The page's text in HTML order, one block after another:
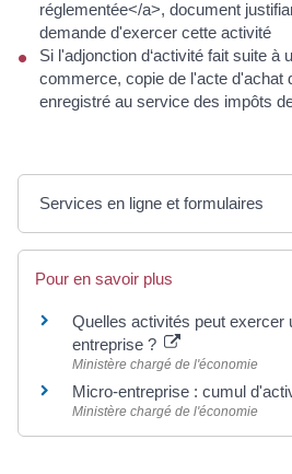
réglementée</a>, document
demande d'exercer cette activité
Si l'adjonction d‘activité fait suite à
commerce, copie de l'acte d'achat
enregistré au service des impôts
Services en ligne et formulaires
Pour en savoir plus
Quelles activités peut exercer
entreprise ?
Ministère chargé de l'économie
Micro-entreprise : cumul
Ministère chargé de l'économie